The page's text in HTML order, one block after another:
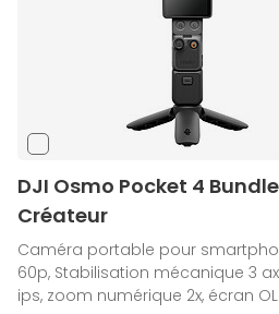
DJI Osmo Pocket 4 Bundle
Créateur
Caméra portable pour
60p, Stabilisation mécanique 3
ips, zoom numérique 2x, écran